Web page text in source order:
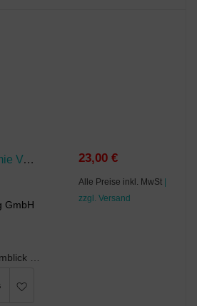
Radsport - Die Anatomie Verstehen
GmbH
23,00 €
Alle Preise inkl. MwSt |
zzgl. Versand